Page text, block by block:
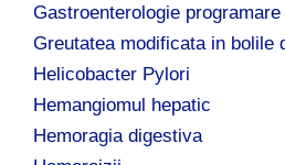
Gastroenterologie programare
Greutatea modificata in bolile
Helicobacter Pylori
Hemangiomul hepatic
Hemoragia digestiva